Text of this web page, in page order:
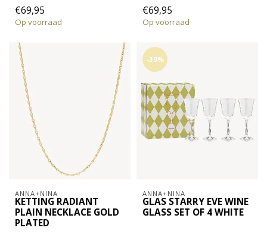
€69,95
Op voorraad
€69,95
Op voorraad
ANNA+NINA
KETTING RADIANT
PLAIN NECKLACE GOLD
PLATED
-30%
ANNA+NINA
GLAS STARRY EVE WINE
GLASS SET OF 4 WHITE